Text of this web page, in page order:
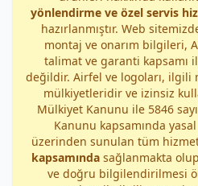
yönlendirme ve özel servis
hazırlanmıştır. Web
montaj ve onarım bilgileri,
talimat ve garanti kapsamı
değildir. Airfel ve logoları,
mülkiyetleridir ve izinsiz
Mülkiyet Kanunu ile 5846
Kanunu kapsamında
üzerinden sunulan tüm
kapsamındasağlanmakta
ve doğru bilgilendirilmesi